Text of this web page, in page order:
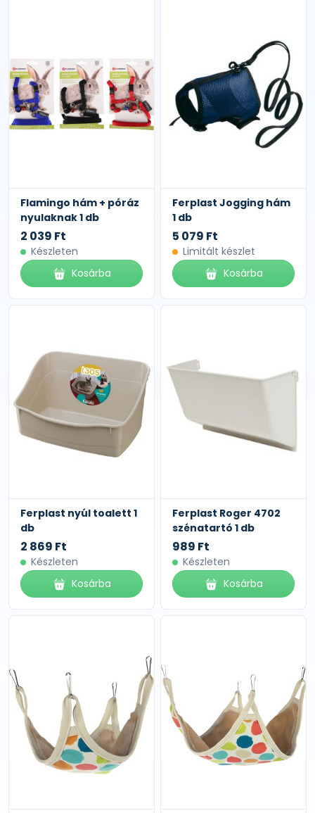
Flamingo hám + póráz
nyulaknak 1 db
2 039 Ft
Készleten
Kosárba
Ferplast Jogging hám
1 db
5 079 Ft
Limitált készlet
Kosárba
Ferplast nyúl toalett 1
db
2 869 Ft
Készleten
Kosárba
Ferplast Roger 4702
szénatartó 1 db
989 Ft
Készleten
Kosárba